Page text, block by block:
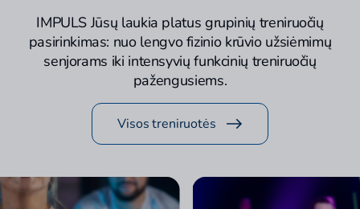
IMPULS Jūsų laukia platus grupinių treniruočių
pasirinkimas: nuo lengvo fizinio krūvio užsiėmimų
senjorams iki intensyvių funkcinių treniruočių
pažengusiems.
Visos treniruotės